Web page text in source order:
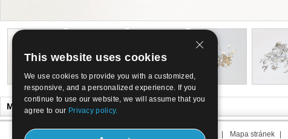
Může se Vám líbit
Termín nás Mapa stránek
This website uses cookies
We use cookies to provide you with a customized,
responsive, and a personalized experience. If you
continue to use our website, we will assume that you
agree to our Privacy policy.